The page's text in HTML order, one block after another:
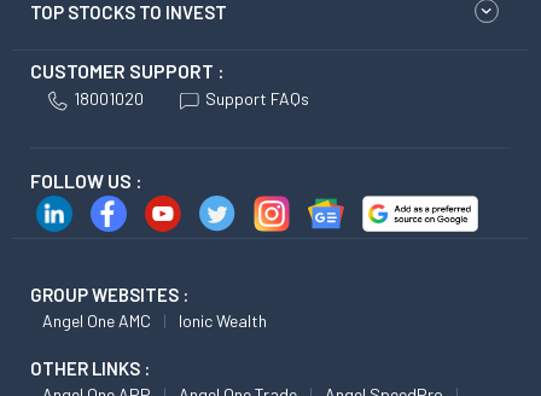
TOP STOCKS TO INVEST
CUSTOMER SUPPORT :
18001020 Support FAQs
FOLLOW US :
GROUP WEBSITES :
Angel One AMC Ionic Wealth
OTHER LINKS :